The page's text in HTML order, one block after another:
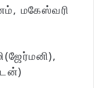
மகேஸ்வரி